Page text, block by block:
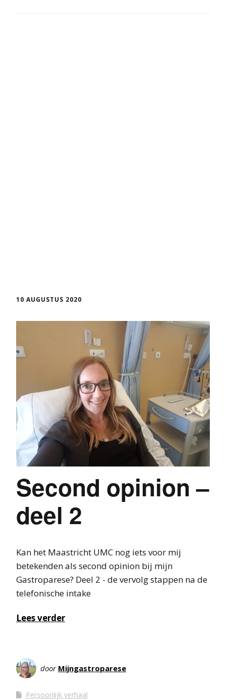
10 AUGUSTUS 2020
Second opinion –
deel 2
Kan het Maastricht UMC nog iets voor mij
betekenden als second opinion bij mijn
Gastroparese? Deel 2 - de vervolg stappen na de
telefonische intake
Lees verder
door Mijngastroparese
Persoonlijk verhaal